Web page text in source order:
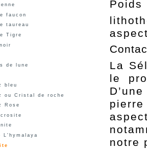
faucon
taureau
Tigre
de lune
bleu
ou Cristal de roche
Rose
L'hymalaya
La
le
notre